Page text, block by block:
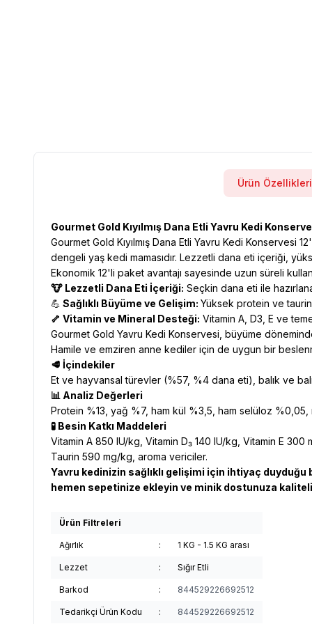
Ürün Özellikleri
Gourmet Gold Kıyılmış Dana Etli Yavru Kedi
Gourmet Gold Kıyılmış Dana Etli Yavru Kedi Konservesi
dengeli yaş kedi mamasıdır. Lezzetli dana eti içeriği,
Ekonomik 12'li paket avantajı sayesinde uzun süreli
🐮 Lezzetli Dana Eti İçeriği: Seçkin dana eti ile
💪 Sağlıklı Büyüme ve Gelişim: Yüksek protein ve
🦴 Vitamin ve Mineral Desteği: Vitamin A, D3, E ve
Gourmet Gold Yavru Kedi Konservesi, büyüme
Hamile ve emziren anne kediler için de uygun bir
🥩 İçindekiler
Et ve hayvansal türevler (%57, %4 dana eti), balık ve
📊 Analiz Değerleri
Protein %13, yağ %7, ham kül %3,5, ham selüloz %0,05,
🧪 Besin Katkı Maddeleri
Vitamin A 850 IU/kg, Vitamin D₃ 140 IU/kg, Vitamin E
Taurin 590 mg/kg, aroma vericiler.
Yavru kedinizin sağlıklı gelişimi için ihtiyaç
hemen sepetinize ekleyin ve minik dostunuza kaliteli
Ürün Filtreleri
Ağırlık : 1 KG - 1.5 KG arası
Lezzet : Sığır Etli
Barkod : 844529226692512
Tedarikçi Ürün Kodu : 844529226692512